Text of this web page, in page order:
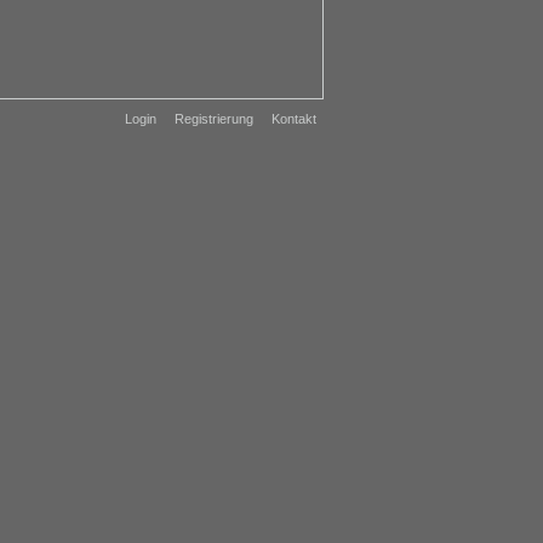
Login Registrierung Kontakt